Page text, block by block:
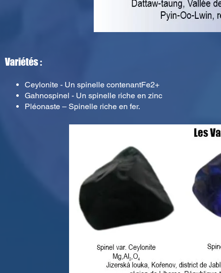
Variétés :
Ceylonite - Un spinelle contenantFe2+
Gahnospinel - Un spinelle riche en zinc
Pléonaste – Spinelle riche en fer.